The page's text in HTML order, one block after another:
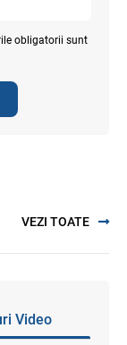
obligatorii sunt
VEZI TOATE
Video